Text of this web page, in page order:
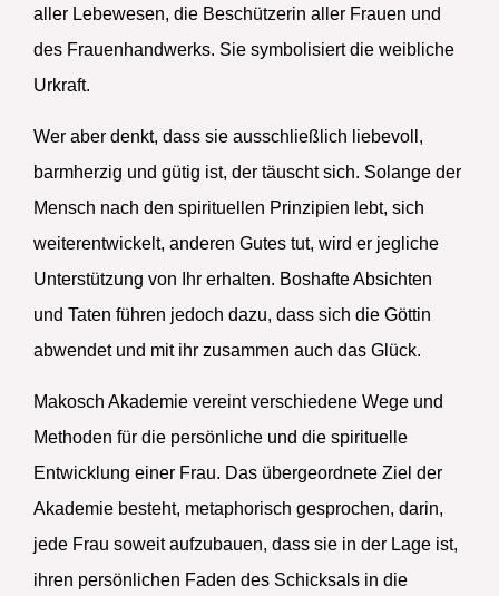
aller Lebewesen, die Beschützerin aller Frauen und
des Frauenhandwerks. Sie symbolisiert die weibliche
Urkraft.
Wer aber denkt, dass sie ausschließlich liebevoll,
barmherzig und gütig ist, der täuscht sich. Solange der
Mensch nach den spirituellen Prinzipien lebt, sich
weiterentwickelt, anderen Gutes tut, wird er jegliche
Unterstützung von Ihr erhalten. Boshafte Absichten
und Taten führen jedoch dazu, dass sich die Göttin
abwendet und mit ihr zusammen auch das Glück.
Makosch Akademie vereint verschiedene Wege und
Methoden für die persönliche und die spirituelle
Entwicklung einer Frau. Das übergeordnete Ziel der
Akademie besteht, metaphorisch gesprochen, darin,
jede Frau soweit aufzubauen, dass sie in der Lage ist,
ihren persönlichen Faden des Schicksals in die